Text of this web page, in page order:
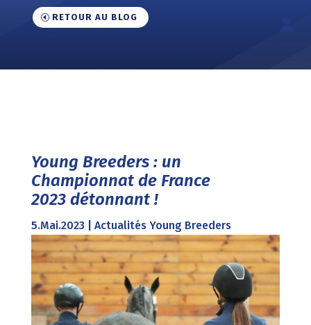
RETOUR AU BLOG
Young Breeders : un
Championnat de France
2023 détonnant !
5.Mai.2023| Actualités Young Breeders